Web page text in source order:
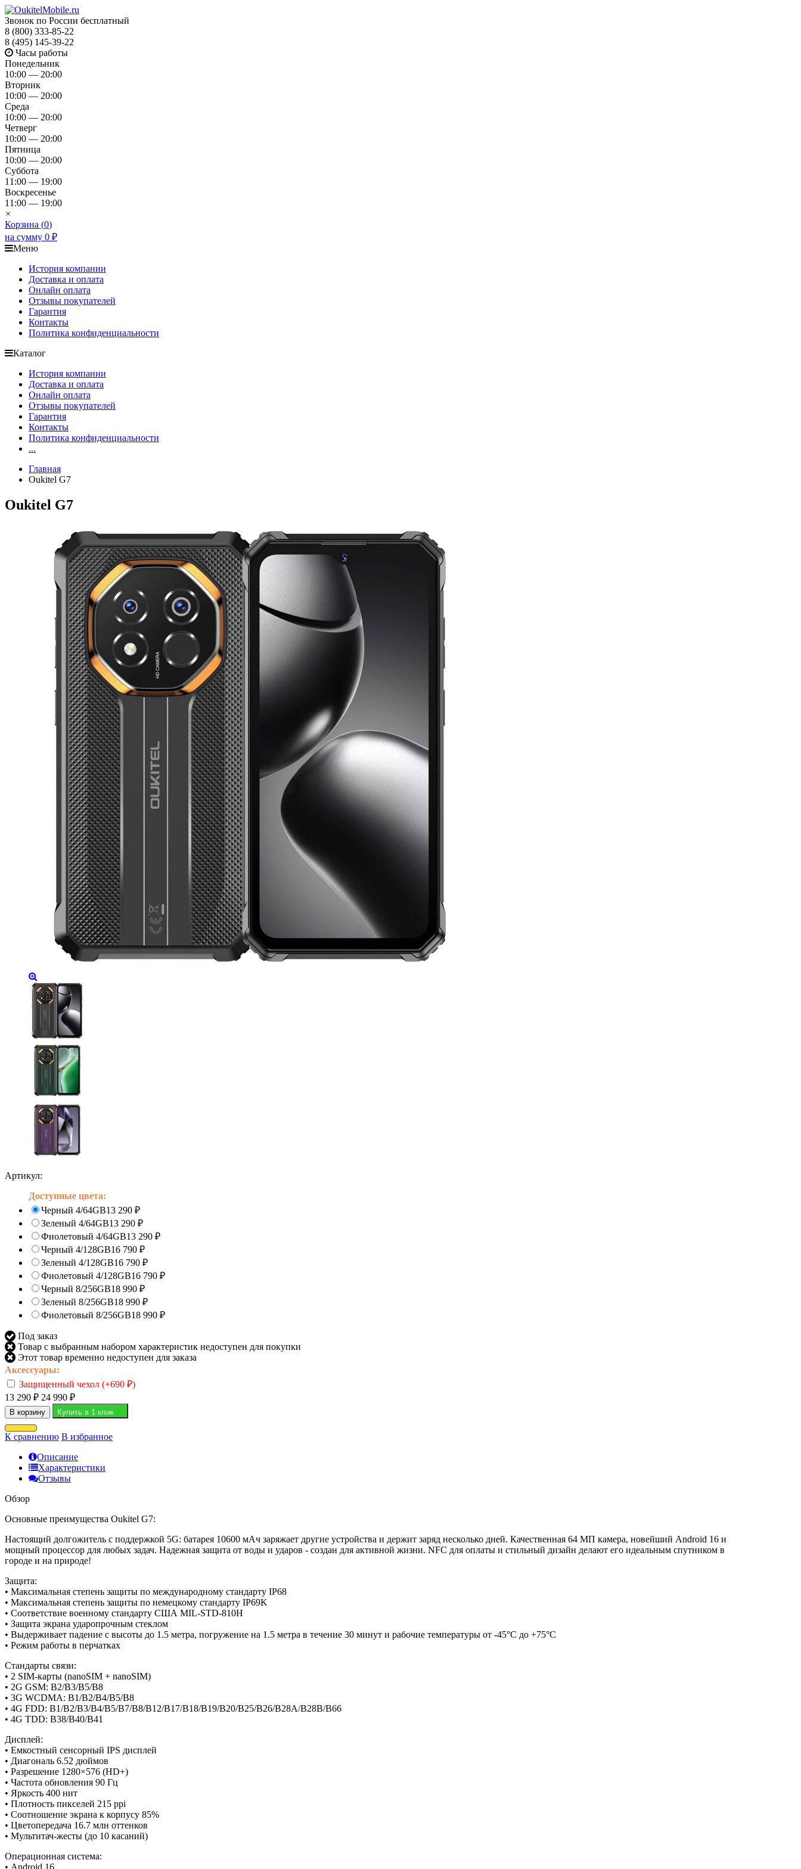
Звонок по России бесплатный
8 (800) 333-85-22
8 (495) 145-39-22
Часы работы
Понедельник
10:00 — 20:00
Вторник
10:00 — 20:00
Среда
10:00 — 20:00
Четверг
10:00 — 20:00
Пятница
10:00 — 20:00
Суббота
11:00 — 19:00
Воскресенье
11:00 — 19:00
×
Корзина (0)
на сумму 0 ₽
Меню
История компании
Доставка и оплата
Онлайн оплата
Отзывы покупателей
Гарантия
Контакты
Политика конфиденциальности
Каталог
История компании
Доставка и оплата
Онлайн оплата
Отзывы покупателей
Гарантия
Контакты
Политика конфиденциальности
...
Главная
Oukitel G7
Oukitel G7
Артикул:
Доступные цвета:
Черный 4/64GB13 290 ₽
Зеленый 4/64GB13 290 ₽
Фиолетовый 4/64GB13 290 ₽
Черный 4/128GB16 790 ₽
Зеленый 4/128GB16 790 ₽
Фиолетовый 4/128GB16 790 ₽
Черный 8/256GB18 990 ₽
Зеленый 8/256GB18 990 ₽
Фиолетовый 8/256GB18 990 ₽
Под заказ
Товар с выбранным набором характеристик недоступен для покупки
Этот товар временно недоступен для заказа
Аксессуары:
Защищенный чехол (+690 ₽)
13 290 ₽ 24 990 ₽
В корзину Купить в 1 клик
К сравнению В избранное
Описание
Характеристики
Отзывы
Обзор
Основные преимущества Oukitel G7:
Настоящий долгожитель с поддержкой 5G: батарея 10600 мАч заряжает другие устройства и держит заряд несколько дней. Качественная 64 МП камера, новейший Android 16 и
мощный процессор для любых задач. Надежная защита от воды и ударов - создан для активной жизни. NFC для оплаты и стильный дизайн делают его идеальным спутником в
городе и на природе!
Защита:
• Максимальная степень защиты по международному стандарту IP68
• Максимальная степень защиты по немецкому стандарту IP69K
• Соответствие военному стандарту США MIL-STD-810H
• Защита экрана ударопрочным стеклом
• Выдерживает падение с высоты до 1.5 метра, погружение на 1.5 метра в течение 30 минут и рабочие температуры от -45°C до +75°C
• Режим работы в перчатках
Стандарты связи:
• 2 SIM-карты (nanoSIM + nanoSIM)
• 2G GSM: B2/B3/B5/B8
• 3G WCDMA: B1/B2/B4/B5/B8
• 4G FDD: B1/B2/B3/B4/B5/B7/B8/B12/B17/B18/B19/B20/B25/B26/B28A/B28B/B66
• 4G TDD: B38/B40/B41
Дисплей:
• Емкостный сенсорный IPS дисплей
• Диагональ 6.52 дюймов
• Разрешение 1280×576 (HD+)
• Частота обновления 90 Гц
• Яркость 400 нит
• Плотность пикселей 215 ppi
• Соотношение экрана к корпусу 85%
• Цветопередача 16.7 млн оттенков
• Мультитач-жесты (до 10 касаний)
Операционная система:
• Android 16